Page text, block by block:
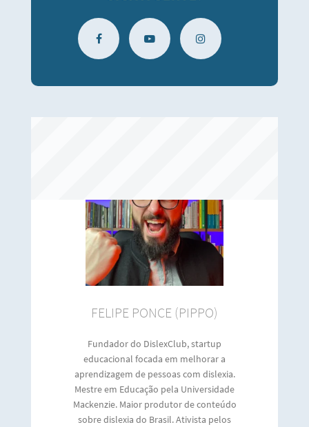
FELIPE PONCE (PIPPO)
Fundador do DislexClub, startup
educacional focada em melhorar a
aprendizagem de pessoas com dislexia.
Mestre em Educação pela Universidade
Mackenzie. Maior produtor de conteúdo
sobre dislexia do Brasil. Ativista pelos